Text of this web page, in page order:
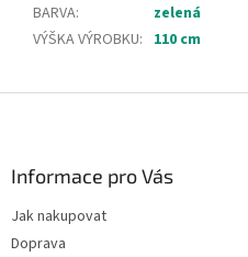
BARVA:
zelená
VÝŠKA VÝROBKU: 110 cm
Informace pro Vás
Jak nakupovat
Doprava